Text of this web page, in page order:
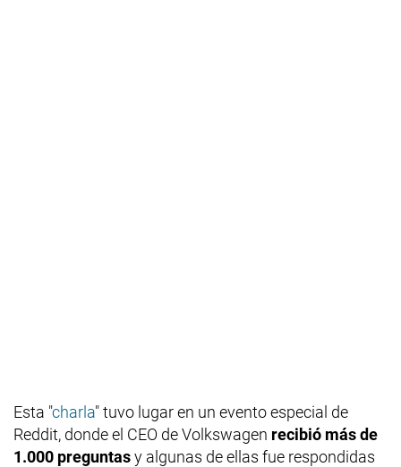
Esta "charla" tuvo lugar en un evento especial de
Reddit, donde el CEO de Volkswagen recibió más de
1.000 preguntasy algunas de ellas fue respondidas